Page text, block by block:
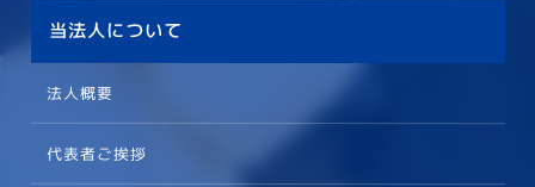
当法人について
法人概要
代表者ご挨拶